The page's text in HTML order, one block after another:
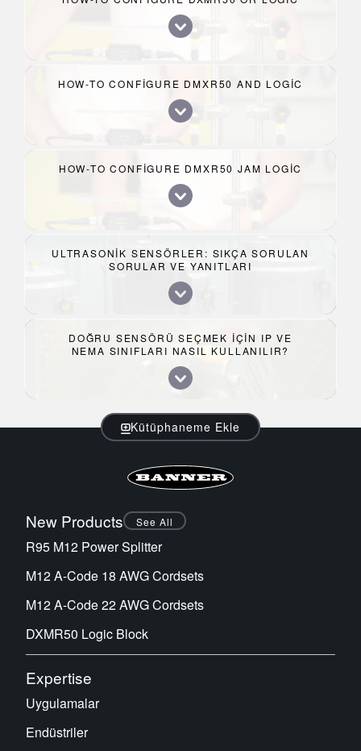
HOW-TO CONFIGURE DMXR50 AND LOGIC
HOW-TO CONFIGURE DMXR50 JAM LOGIC
ULTRASONIK SENSÖRLER: SIKÇA SORULAN
SORULAR VE YANITLARI
DOĞRU SENSÖRÜ SEÇMEK IÇIN IP VE
NEMA SINIFLARI NASIL KULLANILIR?
Kütüphaneme Ekle
New Products See All
R95 M12 Power Splitter
M12 A-Code 18 AWG Cordsets
M12 A-Code 22 AWG Cordsets
DXMR50 Logic Block
Expertise
Uygulamalar
Endüstriler